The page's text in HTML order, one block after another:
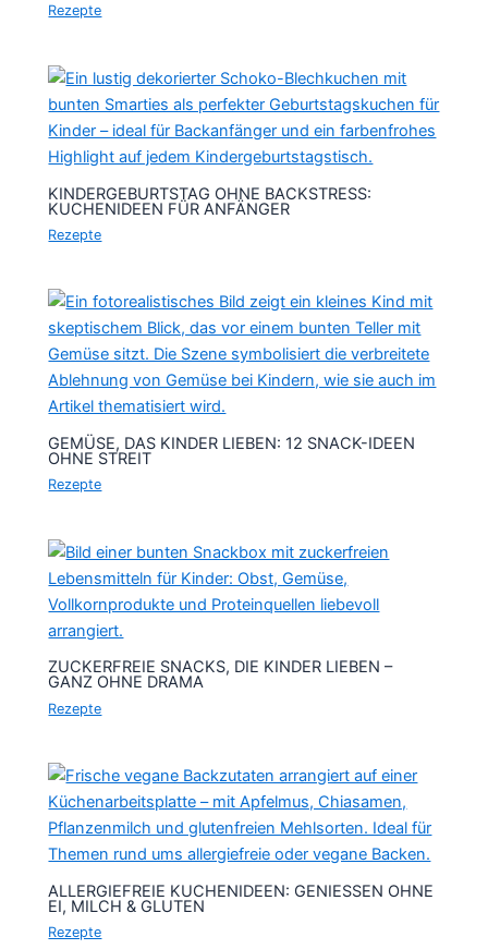
Rezepte
KINDERGEBURTSTAG OHNE BACKSTRESS:
KUCHENIDEEN FÜR ANFÄNGER
Rezepte
GEMÜSE, DAS KINDER LIEBEN: 12 SNACK-IDEEN
OHNE STREIT
Rezepte
ZUCKERFREIE SNACKS, DIE KINDER LIEBEN –
GANZ OHNE DRAMA
Rezepte
ALLERGIEFREIE KUCHENIDEEN: GENIESSEN OHNE E
I, MILCH & GLUTEN
Rezepte